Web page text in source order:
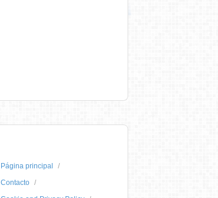
Página principal
Contacto